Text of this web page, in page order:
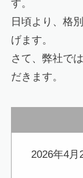
す。
日頃より、格
げます。
さて、弊社で
だきます。
2026年4月